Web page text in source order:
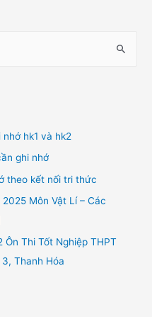
hk1 và hk2
ghi nhớ
theo kết nối tri thức
Môn Vật Lí – Các
Ôn Thi Tốt Nghiệp THPT
Thanh Hóa